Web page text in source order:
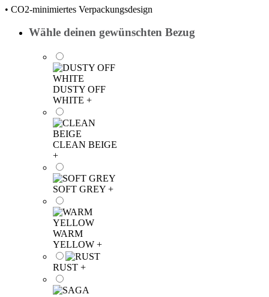
• CO2-minimiertes Verpackungsdesign
Wähle deinen gewünschten Bezug
DUSTY OFF
WHITE +
CLEAN BEIGE
+
SOFT GREY +
WARM
YELLOW +
RUST +